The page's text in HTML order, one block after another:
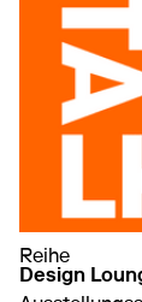
Reihe
Design